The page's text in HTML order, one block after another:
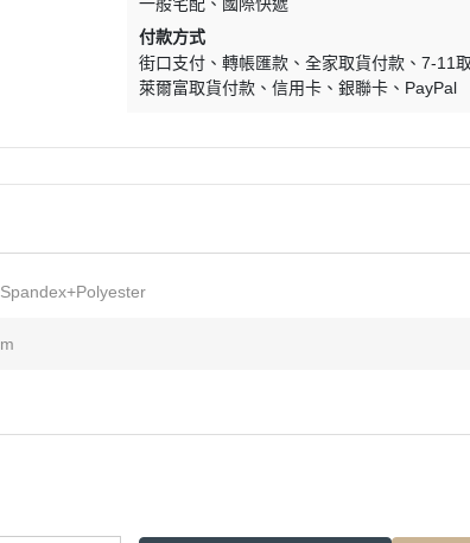
付款方式
街口支付
轉帳匯款 全家取貨付款
7-11
萊爾富取貨付款
信用卡 銀聯卡 PayPal